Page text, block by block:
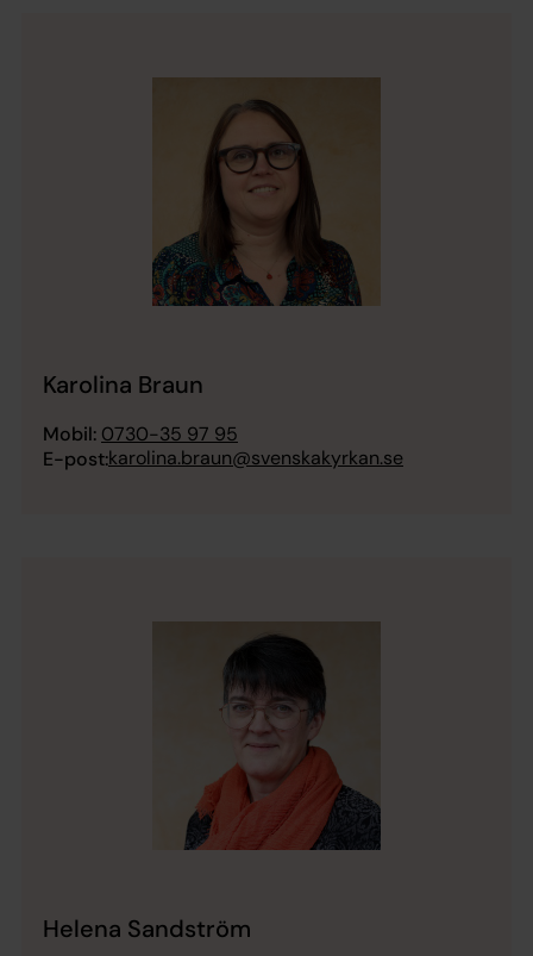
Karolina Braun
Mobil: 0730-35 97 95
E-post:karolina.braun@svenskakyrkan.se
Helena Sandström